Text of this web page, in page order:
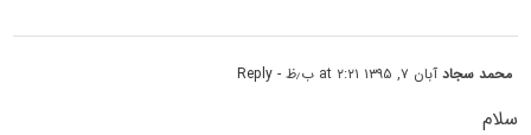
محمد سجادآبان ۷, ۱۳۹۵ at ۲:۲۱ ب٫ظ - Reply
سلام